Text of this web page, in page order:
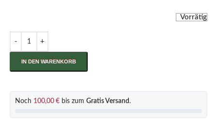
Vorrätig
IN DEN WARENKORB
Noch 100,00 € bis zum Gratis Versand .